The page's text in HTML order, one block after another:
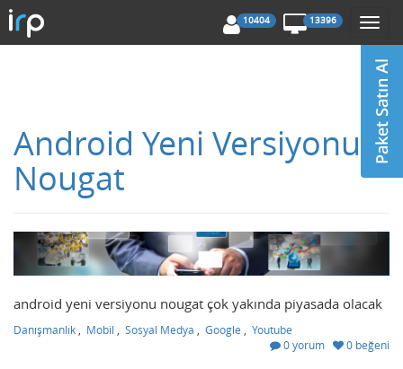
10404 13396
Android Yeni Versiyonu
Nougat
android yeni versiyonu nougat çok yakında piyasada olacak
Danışmanlık Mobil Sosyal Medya Google
Youtube
0 yorum
0 beğeni